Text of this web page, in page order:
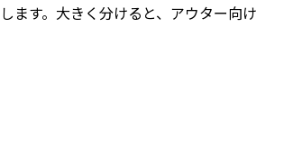
ます。大きく分けると、アウター向け